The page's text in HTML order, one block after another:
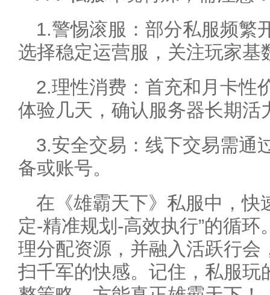
1.警惕滚服：部分私服频繁
选择稳定运营服，关注玩家基
2.理性消费：首充和月卡性
体验几天，确认服务器长期活
3.安全交易：线下交易需通
备或账号。
在《雄霸天下》私服中，快
定-精准规划-高效执行”的循
理分配资源，并融入活跃行会
扫千军的快感。记住，私服玩